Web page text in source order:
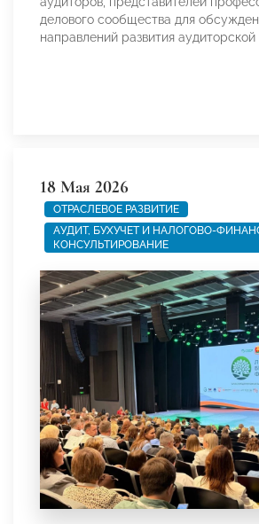
делового сообщества для
направлений развития
18 Мая 2026
ОТРАСЛЕВОЕ РАЗВИТИЕ
АУДИТ, БУХУЧЕТ И НАЛОГОВО-
КОНСУЛЬТИРОВАНИЕ